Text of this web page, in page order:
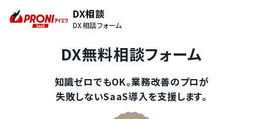
DX相談
DX相談フォーム
DX無料相談フォーム
知識ゼロでもOK。業務改善のプロが
失敗しないSaaS導入を支援します。